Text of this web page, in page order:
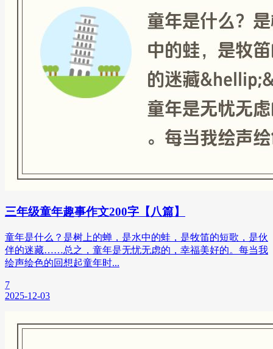
三年级童年趣事作文200字【八篇】
童年是什么？是树上的蝉，是水中的蛙，是牧笛的短歌，是伙
伴的迷藏……总之，童年是无忧无虑的，幸福美好的。每当我
绘声绘色的回想起童年时...
7
2025-12-03